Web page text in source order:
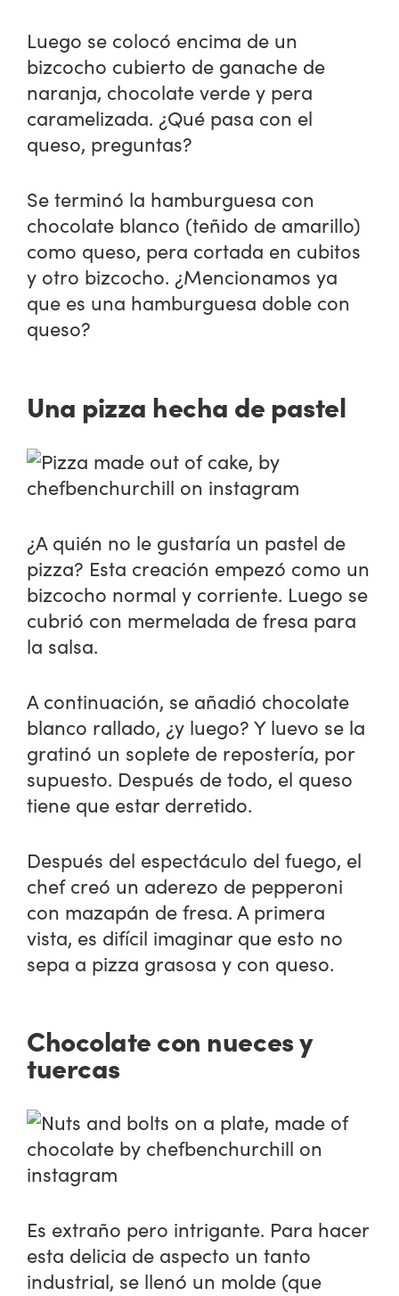
Luego se colocó encima de un
bizcocho cubierto de ganache de
naranja, chocolate verde y pera
caramelizada. ¿Qué pasa con el
queso, preguntas?
Se terminó la hamburguesa con
chocolate blanco (teñido de amarillo)
como queso, pera cortada en cubitos
y otro bizcocho. ¿Mencionamos ya
que es una hamburguesa doble con
queso?
Una pizza hecha de pastel
¿A quién no le gustaría un pastel de
pizza? Esta creación empezó como un
bizcocho normal y corriente. Luego se
cubrió con mermelada de fresa para
la salsa.
A continuación, se añadió chocolate
blanco rallado, ¿y luego? Y luevo se la
gratinó un soplete de repostería, por
supuesto. Después de todo, el queso
tiene que estar derretido.
Después del espectáculo del fuego, el
chef creó un aderezo de pepperoni
con mazapán de fresa. A primera
vista, es difícil imaginar que esto no
sepa a pizza grasosa y con queso.
Chocolate con nueces y
tuercas
Es extraño pero intrigante. Para hacer
esta delicia de aspecto un tanto
industrial, se llenó un molde (que